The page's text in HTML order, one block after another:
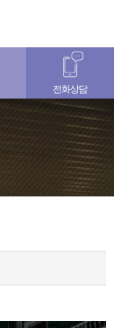
전화상담